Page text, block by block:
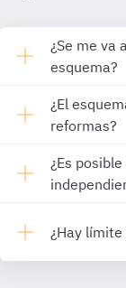
¿Se me va
esquema?
¿El
reformas?
¿Es
¿Hay límite